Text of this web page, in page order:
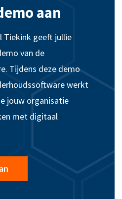
aan
Tiekink geeft jullie
van de
Tijdens deze demo
werkt
jouw organisatie
met digitaal